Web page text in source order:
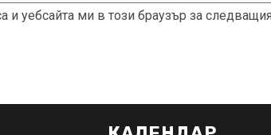
и уебсайта ми в този браузър за